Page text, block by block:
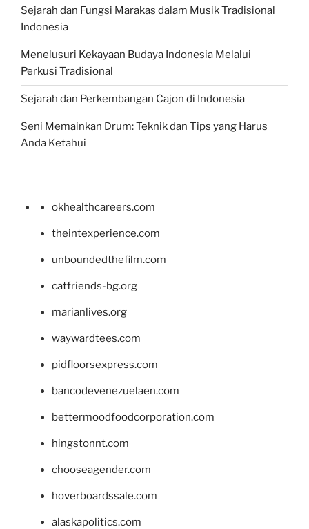
Sejarah dan Fungsi Marakas dalam Musik Tradisional
Indonesia
Menelusuri Kekayaan Budaya Indonesia Melalui
Perkusi Tradisional
Sejarah dan Perkembangan Cajon di Indonesia
Seni Memainkan Drum: Teknik dan Tips yang Harus
Anda Ketahui
okhealthcareers.com
theintexperience.com
unboundedthefilm.com
catfriends-bg.org
marianlives.org
waywardtees.com
pidfloorsexpress.com
bancodevenezuelaen.com
bettermoodfoodcorporation.com
hingstonnt.com
chooseagender.com
hoverboardssale.com
alaskapolitics.com